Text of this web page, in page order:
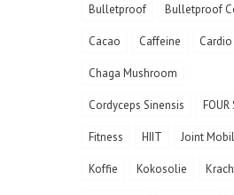
Bulletproof Bulletproof
Cacao Caffeine Cardio
Chaga Mushroom
Cordyceps Sinensis FOUR
Fitness HIIT Joint
Koffie Kokosolie